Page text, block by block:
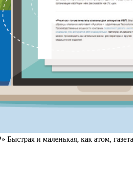
Быстрая и маленькая, как атом,